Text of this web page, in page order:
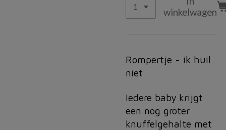
winkelwagen
Rompertje - ik huil
niet
Iedere baby krijgt
een nog groter
knuffelgehalte met